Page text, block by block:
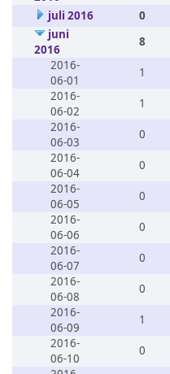
juli 2016 0
juni
2016
8
2016-
06-01
1
2016-
06-02
1
2016-
06-03
0
2016-
06-04
0
2016-
06-05
0
2016-
06-06
0
2016-
06-07
0
2016-
06-08
0
2016-
06-09
1
2016-
06-10
0